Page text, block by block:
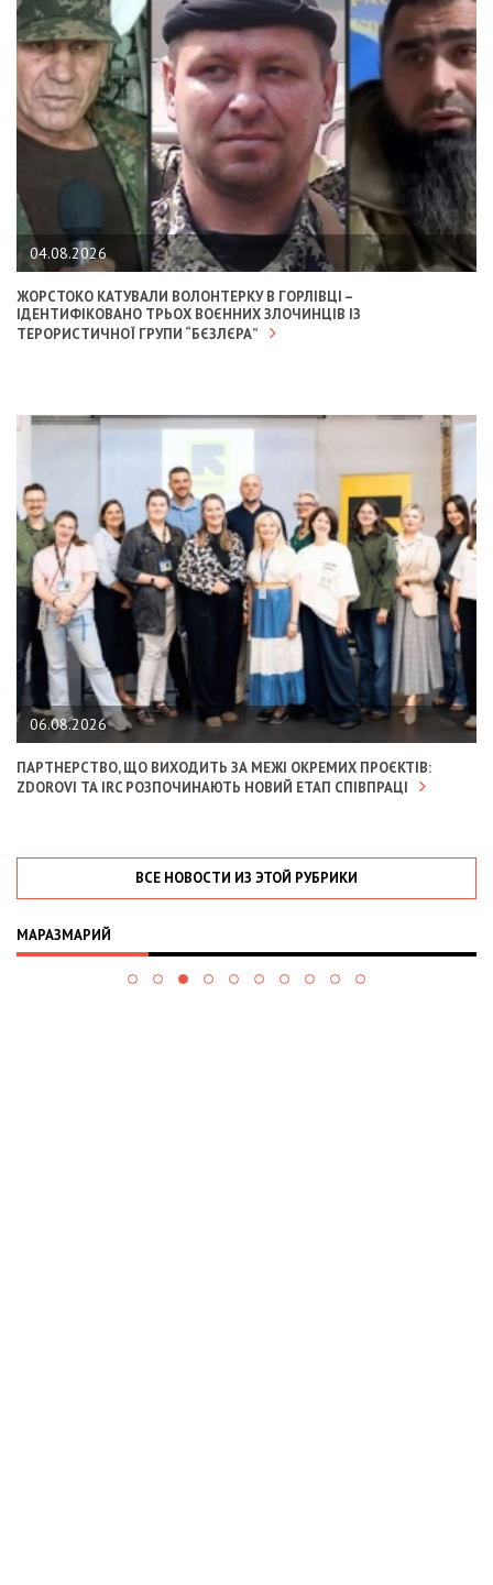
04.08.2026
ЖОРСТОКО КАТУВАЛИ ВОЛОНТЕРКУ В ГОРЛІВЦІ –
ІДЕНТИФІКОВАНО ТРЬОХ ВОЄННИХ ЗЛОЧИНЦІВ ІЗ
ТЕРОРИСТИЧНОЇ ГРУПИ “БЄЗЛЄРА”
06.08.2026
ПАРТНЕРСТВО, ЩО ВИХОДИТЬ ЗА МЕЖІ ОКРЕМИХ ПРОЄКТІВ:
ZDOROVI ТА IRC РОЗПОЧИНАЮТЬ НОВИЙ ЕТАП СПІВПРАЦІ
ВСЕ НОВОСТИ ИЗ ЭТОЙ РУБРИКИ
МАРАЗМАРИЙ